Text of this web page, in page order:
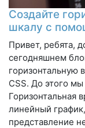
Создайте
шкалу с
Привет, ребята,
сегодняшнем
горизонтальную
CSS. До этого
Горизонтальная
линейный
представление